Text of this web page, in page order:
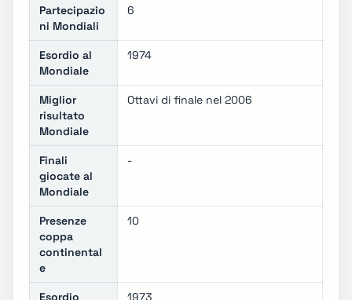
Partecipazio
ni Mondiali
6
Esordio al
Mondiale
1974
Miglior
risultato
Mondiale
Ottavi di finale nel 2006
Finali
giocate al
Mondiale
-
Presenze
coppa
continental
e
10
Esordio 1973